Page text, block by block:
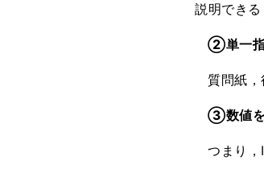
説明できる
②単一指
質問紙
③数値を
つまり，